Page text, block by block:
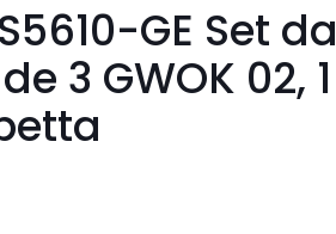
GE Set da
3 GWOK 02, 1